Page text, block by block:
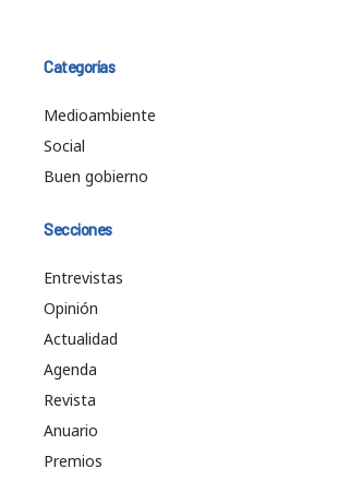
Categorías
Medioambiente
Social
Buen gobierno
Secciones
Entrevistas
Opinión
Actualidad
Agenda
Revista
Anuario
Premios